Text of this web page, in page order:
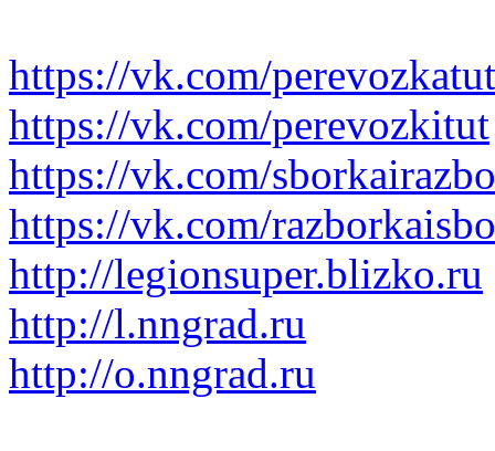
https://vk.com/perevozkatut
https://vk.com/perevozkitut
https://vk.com/
https://vk.com/
http://legionsuper.blizko.ru
http://l.nngrad.ru
http://o.nngrad.ru